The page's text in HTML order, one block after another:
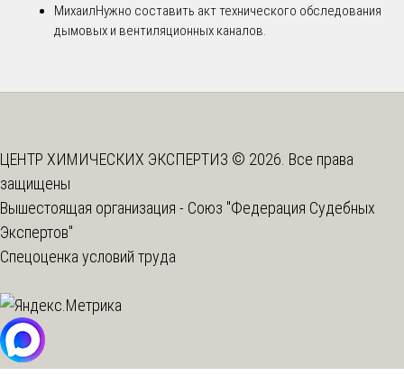
МихаилНужно составить акт технического обследования
дымовых и вентиляционных каналов.
ЦЕНТР ХИМИЧЕСКИХ ЭКСПЕРТИЗ © 2026. Все права
защищены
Вышестоящая организация - Союз "Федерация Судебных
Экспертов"
Спецоценка условий труда